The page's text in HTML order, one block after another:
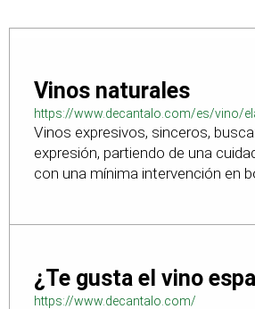
Vinos naturales
https://www.decantalo.com/es/vino/
Vinos expresivos, sinceros,
expresión, partiendo de una
con una mínima intervención en
¿Te gusta el vino
https://www.decantalo.com/